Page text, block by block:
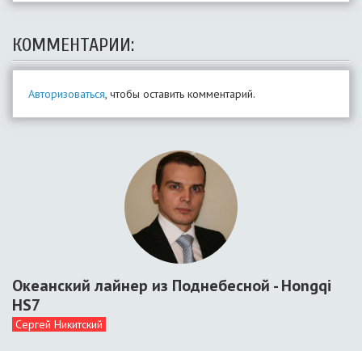
КОММЕНТАРИИ:
Авторизоваться, чтобы оставить комментарий.
Океанский лайнер из Поднебесной - Hongqi
HS7
Сергей Никитский